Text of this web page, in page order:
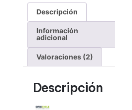
Descripción
Información
adicional
Valoraciones (2)
Descripción